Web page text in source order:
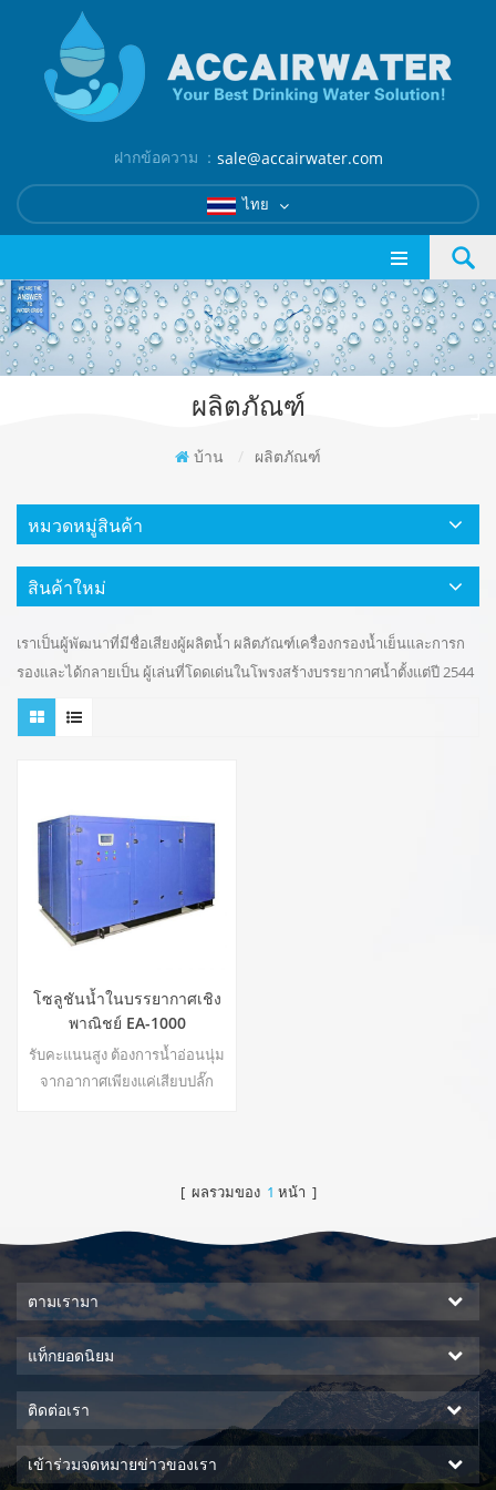
ฝากข้อความ ： sale@accairwater.com
ไทย
ผลิตภัณฑ์
บ้าน / ผลิตภัณฑ์
หมวดหมู่สินค้า
สินค้าใหม่
เราเป็นผู้พัฒนาที่มีชื่อเสียงผู้ผลิตน้ำ ผลิตภัณฑ์เครื่องกรองน้ำเย็นและการก
รองและได้กลายเป็น ผู้เล่นที่โดดเด่นในโพรงสร้างบรรยากาศน้ำตั้งแต่ปี 2544
โซลูชันน้ำในบรรยากาศเชิง
พาณิชย์ EA-1000
รับคะแนนสูง ต้องการน้ำอ่อนนุ่ม
จากอากาศเพียงแค่เสียบปลั๊ก
ดื่มน้ำที่ปลอดภัยและอุดม[ ผลรวมของ 1 หน้า ]
ตามเรามา
แท็กยอดนิยม
ติดต่อเรา
เข้าร่วมจดหมายข่าวของเรา